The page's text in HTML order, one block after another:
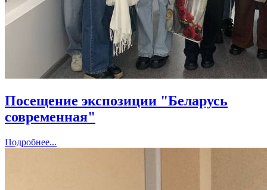
Посещение экспозиции "Беларусь
современная"
Подробнее...